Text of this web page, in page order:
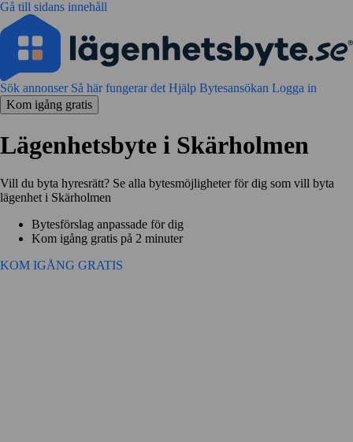
Gå till sidans innehåll
Sök annonser Så här fungerar det Hjälp Bytesansökan Logga in
Kom igång gratis
Lägenhetsbyte i Skärholmen
Vill du byta hyresrätt? Se alla bytesmöjligheter för dig som vill byta
lägenhet i Skärholmen
Bytesförslag anpassade för dig
Kom igång gratis på 2 minuter
KOM IGÅNG GRATIS